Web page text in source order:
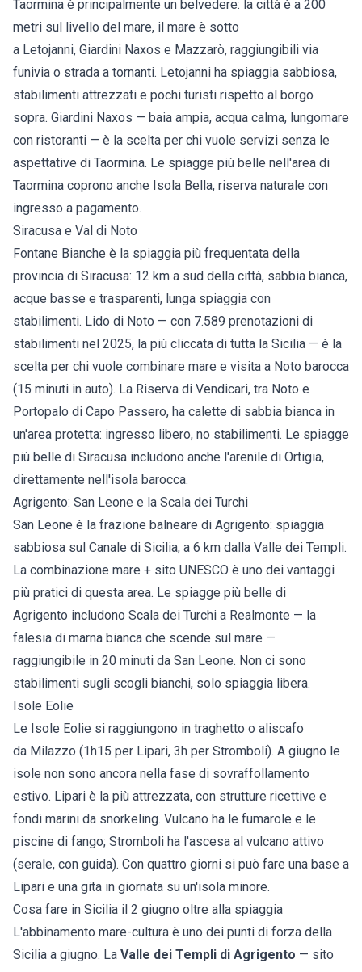
Taormina è principalmente un belvedere: la città è a 200
metri sul livello del mare, il mare è sotto
a Letojanni, Giardini Naxos e Mazzarò, raggiungibili via
funivia o strada a tornanti. Letojanni ha spiaggia sabbiosa,
stabilimenti attrezzati e pochi turisti rispetto al borgo
sopra. Giardini Naxos — baia ampia, acqua calma, lungomare
con ristoranti — è la scelta per chi vuole servizi senza le
aspettative di Taormina. Le spiagge più belle nell'area di
Taormina coprono anche Isola Bella, riserva naturale con
ingresso a pagamento.
Siracusa e Val di Noto
Fontane Bianche è la spiaggia più frequentata della
provincia di Siracusa: 12 km a sud della città, sabbia bianca,
acque basse e trasparenti, lunga spiaggia con
stabilimenti. Lido di Noto — con 7.589 prenotazioni di
stabilimenti nel 2025, la più cliccata di tutta la Sicilia — è la
scelta per chi vuole combinare mare e visita a Noto barocca
(15 minuti in auto). La Riserva di Vendicari, tra Noto e
Portopalo di Capo Passero, ha calette di sabbia bianca in
un'area protetta: ingresso libero, no stabilimenti. Le spiagge
più belle di Siracusa includono anche l'arenile di Ortigia,
direttamente nell'isola barocca.
Agrigento: San Leone e la Scala dei Turchi
San Leone è la frazione balneare di Agrigento: spiaggia
sabbiosa sul Canale di Sicilia, a 6 km dalla Valle dei Templi.
La combinazione mare + sito UNESCO è uno dei vantaggi
più pratici di questa area. Le spiagge più belle di
Agrigento includono Scala dei Turchi a Realmonte — la
falesia di marna bianca che scende sul mare —
raggiungibile in 20 minuti da San Leone. Non ci sono
stabilimenti sugli scogli bianchi, solo spiaggia libera.
Isole Eolie
Le Isole Eolie si raggiungono in traghetto o aliscafo
da Milazzo (1h15 per Lipari, 3h per Stromboli). A giugno le
isole non sono ancora nella fase di sovraffollamento
estivo. Lipari è la più attrezzata, con strutture ricettive e
fondi marini da snorkeling. Vulcano ha le fumarole e le
piscine di fango; Stromboli ha l'ascesa al vulcano attivo
(serale, con guida). Con quattro giorni si può fare una base a
Lipari e una gita in giornata su un'isola minore.
Cosa fare in Sicilia il 2 giugno oltre alla spiaggia
L'abbinamento mare-cultura è uno dei punti di forza della
Sicilia a giugno. La Valle dei Templi di Agrigento — sito